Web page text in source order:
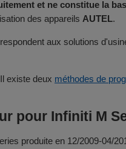
et ne constitue la
des appareils AUTEL.
aux solutions
existe deux méthodes de
pour Infiniti M
produite en 12/2009-04/